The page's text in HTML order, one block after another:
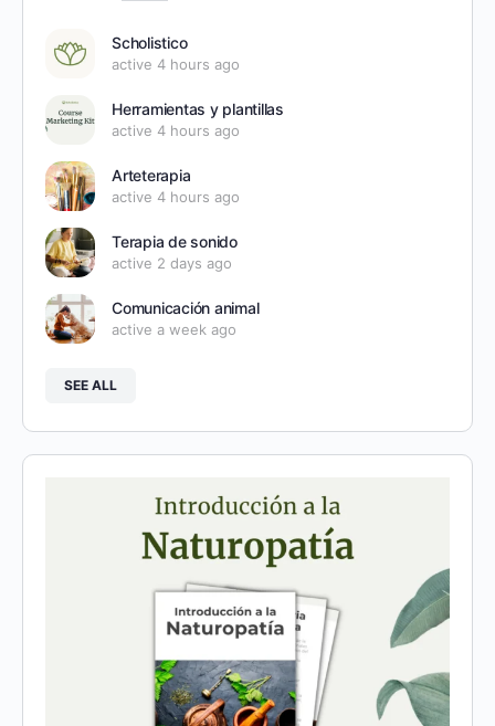
Scholistico
active 4 hours ago
Herramientas y plantillas
active 4 hours ago
Arteterapia
active 4 hours ago
Terapia de sonido
active 2 days ago
Comunicación animal
active a week ago
SEE ALL